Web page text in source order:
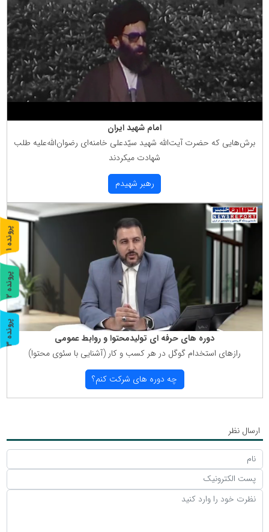
امام شهید ایران
برش‌هایی كه حضرت آیت‌الله شهید سیّدعلی خامنه‌ای رضوان‌الله‌علیه طلب
شهادت میكردند
رهبر شهیدم
دوره های حرفه ای تولیدمحتوا و روابط عمومی
رازهای استخدام گوگل در هر كسب و كار (آشنایی با سئوی محتوا)
چه دوره های شركت كنم؟
ارسال نظر
پ
ر
و
ن
د
ه
1
پ
ر
و
ن
د
ه
2
پ
ر
و
ن
د
ه
3